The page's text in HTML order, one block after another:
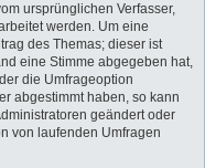
ursprünglichen Verfasser,
werden. Um eine
des Themas; dieser ist
eine Stimme abgegeben hat,
die Umfrageoption
abgestimmt haben, so kann
geändert oder
von laufenden Umfragen